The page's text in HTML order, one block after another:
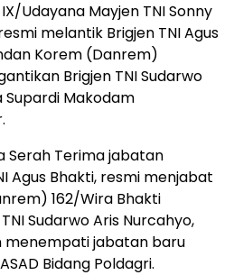
Udayana Mayjen TNI Sonny
melantik Brigjen TNI Agus
Korem (Danrem)
Brigjen TNI Sudarwo
Supardi Makodam
Serah Terima jabatan
Agus Bhakti, resmi menjabat
162/Wira Bhakti
Sudarwo Aris Nurcahyo,
menempati jabatan baru
Bidang Poldagri.